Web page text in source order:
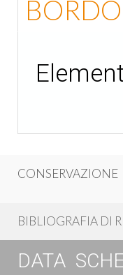
BORDO
CONSERVAZIONE
BIBLIOGRAFIA DI
DATA